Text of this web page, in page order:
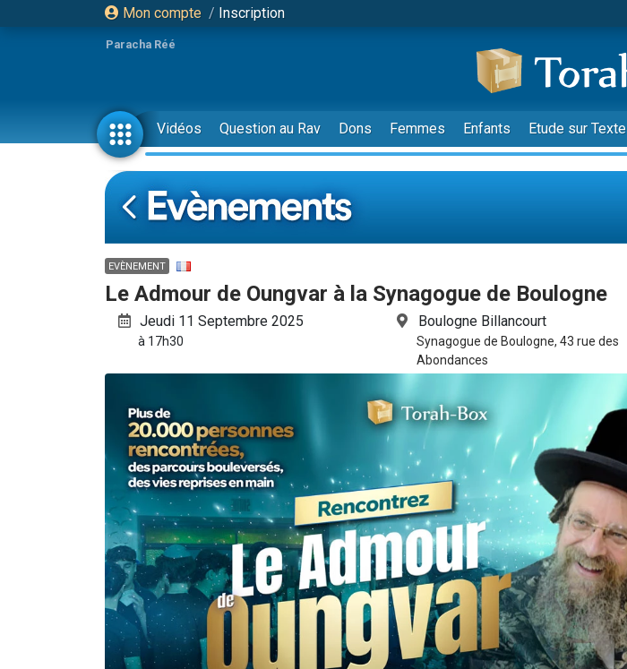
Mon compte / Inscription
Paracha Réé
Vidéos Question au Rav Dons Femmes Enfants Etude sur Texte
EVÈNEMENT
Le Admour de Oungvar à la Synagogue de Boulogne
Jeudi 11 Septembre 2025
à 17h30
Boulogne Billancourt
Synagogue de Boulogne, 43 rue des
Abondances